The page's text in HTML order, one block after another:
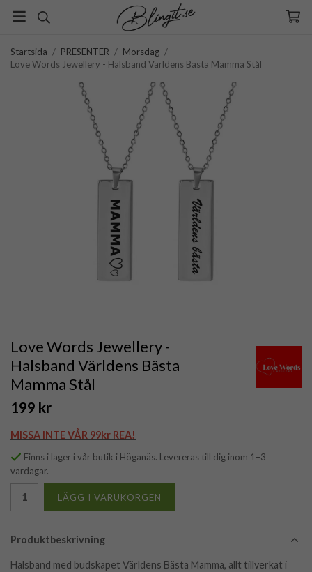
Startsida / PRESENTER / Morsdag /
Love Words Jewellery - Halsband Världens Bästa Mamma Stål
Love Words Jewellery -
Halsband Världens Bästa
Mamma Stål
199 kr
MISSA INTE VÅR 99kr REA!
Finns i lager i vår butik i Höganäs. Levereras till dig inom 1–3
vardagar.
LÄGG I VARUKORGEN
Produktbeskrivning
Halsband med budskapet Världens Bästa Mamma, allt tillverkat i